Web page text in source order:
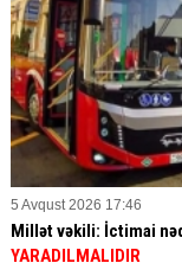
5 Avqust 2026 17:46
Millət vəkili: İctimai
YARADILMALIDIR